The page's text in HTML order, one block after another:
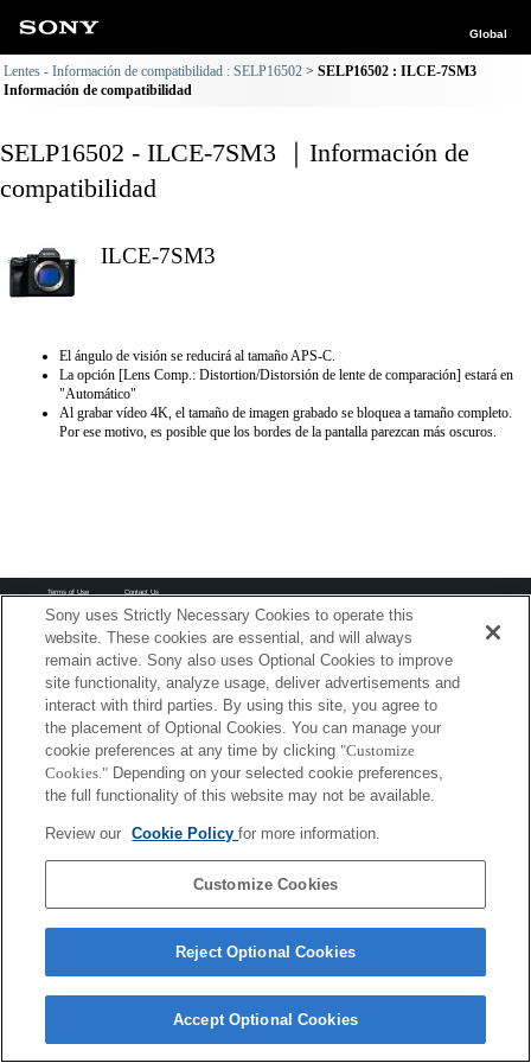
Global
Lentes - Información de compatibilidad : SELP16502
SELP16502 : ILCE-7SM3
Información de compatibilidad
SELP16502 - ILCE-7SM3 ｜Información de
compatibilidad
ILCE-7SM3
El ángulo de visión se reducirá al tamaño APS-C.
La opción [Lens Comp.: Distortion/Distorsión de lente de comparación] estará en
"Automático"
Al grabar vídeo 4K, el tamaño de imagen grabado se bloquea a tamaño completo.
Por ese motivo, es posible que los bordes de la pantalla parezcan más oscuros.
Terms of Use Contact Us
Copyright 2026 Sony Corporation
Sony uses Strictly Necessary Cookies to operate this
website. These cookies are essential, and will always
remain active. Sony also uses Optional Cookies to improve
site functionality, analyze usage, deliver advertisements and
interact with third parties. By using this site, you agree to
the placement of Optional Cookies. You can manage your
cookie preferences at any time by clicking "Customize
Cookies." Depending on your selected cookie preferences,
the full functionality of this website may not be available.
Review our Cookie Policyfor more information.
Customize Cookies
Reject Optional Cookies
Accept Optional Cookies